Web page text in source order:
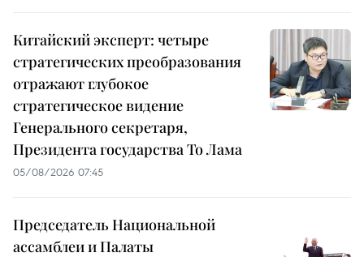
Китайский эксперт: четыре
стратегических преобразования
отражают глубокое
стратегическое видение
Генерального секретаря,
Президента государства То Лама
05/08/2026 07:45
Председатель Национальной
ассамблеи и Палаты